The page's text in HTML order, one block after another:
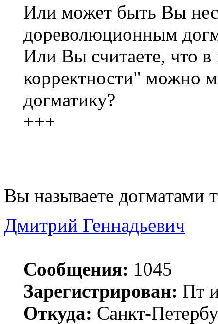
Или может быть Вы
дореволюционным
Или Вы считаете, что в
корректности" можно
догматику?
+++
Вы называете догматами
Дмитрий Геннадьевич
Сообщения: 1045
Зарегистрирован: Пт
Откуда: Санкт-